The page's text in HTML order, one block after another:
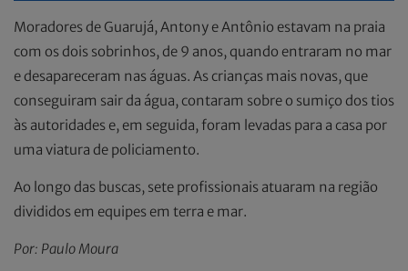
Moradores de Guarujá, Antony e Antônio estavam na praia
com os dois sobrinhos, de 9 anos, quando entraram no mar
e desapareceram nas águas. As crianças mais novas, que
conseguiram sair da água, contaram sobre o sumiço dos tios
às autoridades e, em seguida, foram levadas para a casa por
uma viatura de policiamento.
Ao longo das buscas, sete profissionais atuaram na região
divididos em equipes em terra e mar.
Por: Paulo Moura